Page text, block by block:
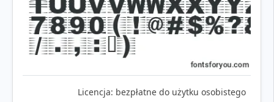
Licencja: bezpłatne do użytku osobistego